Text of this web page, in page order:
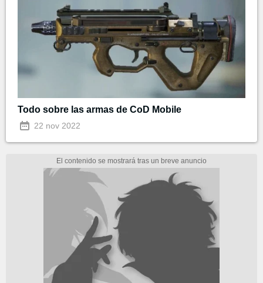
Todo sobre las armas de CoD Mobile
22 nov 2022